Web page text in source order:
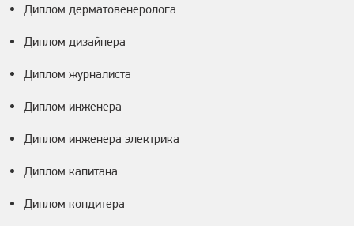
Диплом дерматовенеролога
Диплом дизайнера
Диплом журналиста
Диплом инженера
Диплом инженера электрика
Диплом капитана
Диплом кондитера